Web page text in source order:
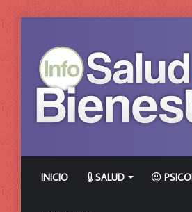
INICIO SALUD